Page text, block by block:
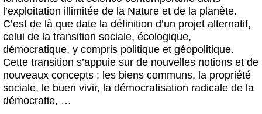
l’exploitation illimitée de la Nature et de la planète.
C’est de là que date la définition d’un projet alternatif,
celui de la transition sociale, écologique,
démocratique, y compris politique et géopolitique.
Cette transition s’appuie sur de nouvelles notions et de
nouveaux concepts : les biens communs, la propriété
sociale, le buen vivir, la démocratisation radicale de la
démocratie, …